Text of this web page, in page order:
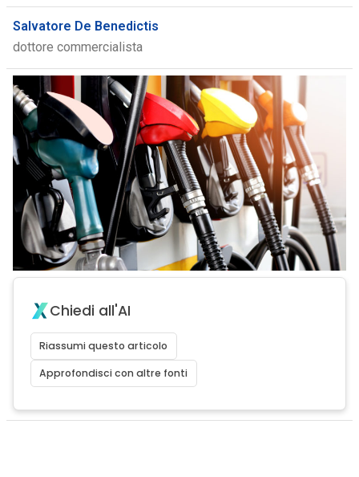
Salvatore De Benedictis
dottore commercialista
Chiedi all'AI
Riassumi questo articolo
Approfondisci con altre fonti